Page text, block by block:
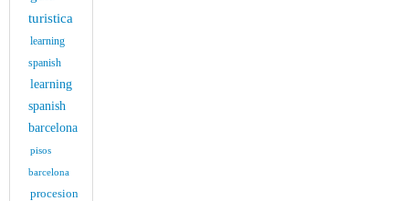
turistica
learning
spanish
learning
spanish
barcelona
pisos
barcelona
procesion